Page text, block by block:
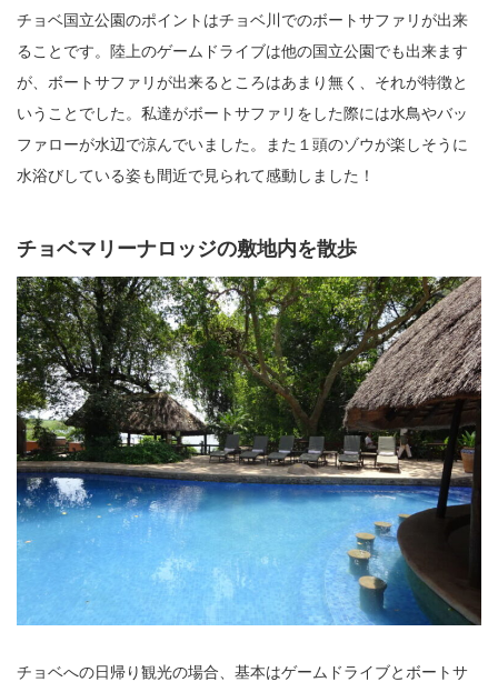
チョベ国立公園のポイントはチョベ川でのボートサファリが出来
ることです。陸上のゲームドライブは他の国立公園でも出来ます
が、ボートサファリが出来るところはあまり無く、それが特徴と
いうことでした。私達がボートサファリをした際には水鳥やバッ
ファローが水辺で涼んでいました。また１頭のゾウが楽しそうに
水浴びしている姿も間近で見られて感動しました！
チョベマリーナロッジの敷地内を散歩
チョベへの日帰り観光の場合、基本はゲームドライブとボートサ